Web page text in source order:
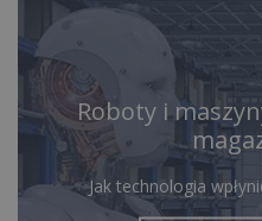
Roboty i
Jak technologia